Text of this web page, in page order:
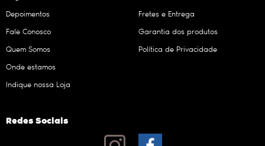
Depoimentos
Fale Conosco
Quem Somos
Onde estamos
Indique nossa Loja
Fretes e Entrega
Garantia dos produtos
Política de Privacidade
Redes Sociais